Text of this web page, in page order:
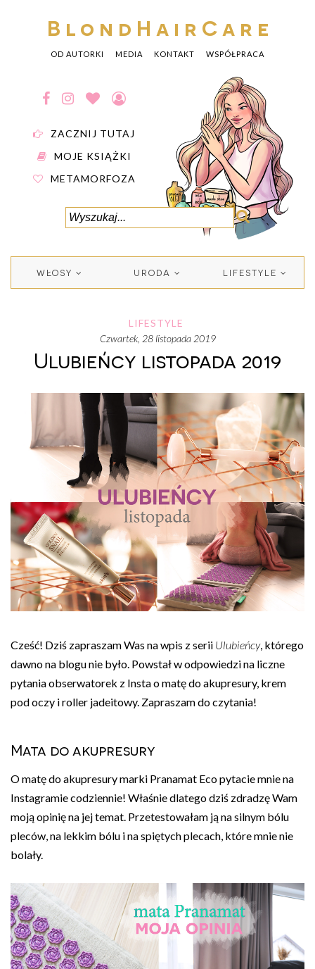
BlondHairCare
OD AUTORKI MEDIA KONTAKT WSPÓŁPRACA
ZACZNIJ TUTAJ
MOJE KSIĄŻKI
METAMORFOZA
WŁOSY URODA LIFESTYLE
LIFESTYLE
czwartek, 28 listopada 2019
Ulubieńcy listopada 2019
Cześć! Dziś zapraszam Was na wpis z serii Ulubieńcy, którego
dawno na blogu nie było. Powstał w odpowiedzi na liczne
pytania obserwatorek z Insta o matę do akupresury, krem
pod oczy i roller jadeitowy. Zapraszam do czytania!
Mata do akupresury
O matę do akupresury marki Pranamat Eco pytacie mnie na
Instagramie codziennie! Właśnie dlatego dziś zdradzę Wam
moją opinię na jej temat. Przetestowałam ją na silnym bólu
pleców, na lekkim bólu i na spiętych plecach, które mnie nie
bolały.